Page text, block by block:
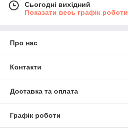
Сьогодні вихідний
Показати весь графік роботи
Про нас
Контакти
Доставка та оплата
Графік роботи